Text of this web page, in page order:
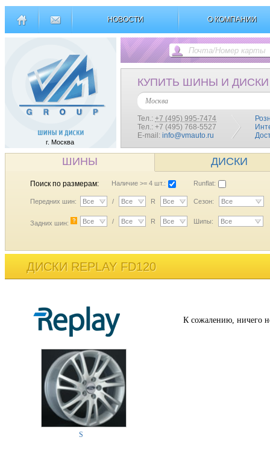
НОВОСТИ О КОМПАНИИ
г. Москва
КУПИТЬ ШИНЫ И ДИСКИ
Москва
Тел.: +7 (495) 995-7474
Тел.: +7 (495) 768-5527
E-mail: info@vmauto.ru
ШИНЫ ДИСКИ
Поиск по размерам: Наличие >= 4 шт.: Runflat:
Передних шин: Все / Все R Все Сезон: Все
Задних шин: ? Все / Все R Все Шипы: Все
ДИСКИ REPLAY FD120
S
К сожалению, ничего